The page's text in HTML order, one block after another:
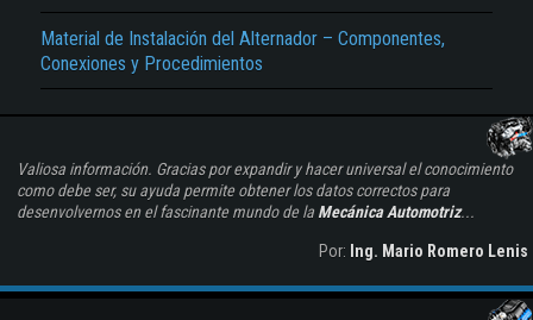
Material de Instalación del Alternador – Componentes,
Conexiones y Procedimientos
Valiosa información. Gracias por expandir y hacer universal el conocimiento
como debe ser, su ayuda permite obtener los datos correctos para
desenvolvernos en el fascinante mundo de la Mecánica Automotriz...
Por: Ing. Mario Romero Lenis